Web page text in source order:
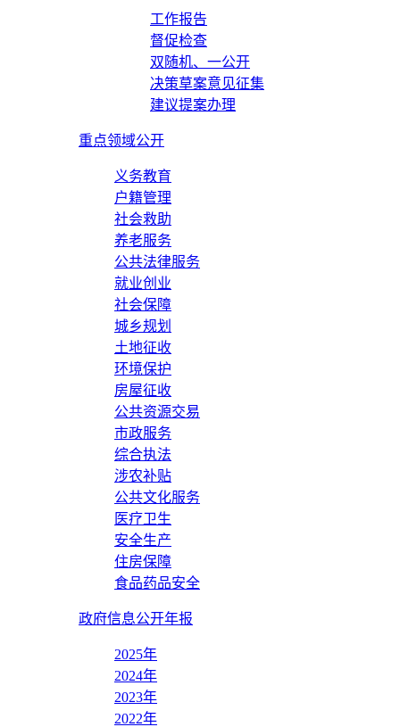
工作报告
督促检查
双随机、一公开
决策草案意见征集
建议提案办理
重点领域公开
义务教育
户籍管理
社会救助
养老服务
公共法律服务
就业创业
社会保障
城乡规划
土地征收
环境保护
房屋征收
公共资源交易
市政服务
综合执法
涉农补贴
公共文化服务
医疗卫生
安全生产
住房保障
食品药品安全
政府信息公开年报
2025年
2024年
2023年
2022年